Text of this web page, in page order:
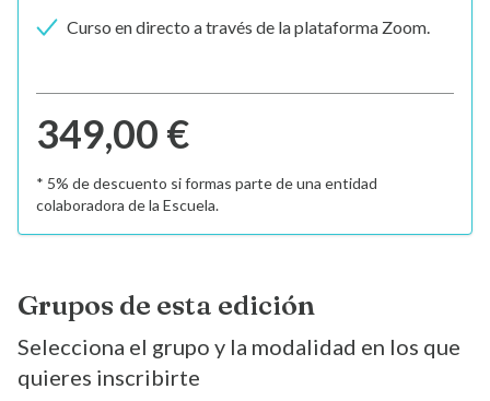
Curso en directo a través de la plataforma Zoom.
349,00 €
* 5% de descuento si formas parte de una entidad
colaboradora de la Escuela.
Grupos de esta edición
Selecciona el grupo y la modalidad en los que
quieres inscribirte